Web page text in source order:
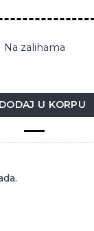
Na zalihama
BOCA količina
DODAJ U KORPU